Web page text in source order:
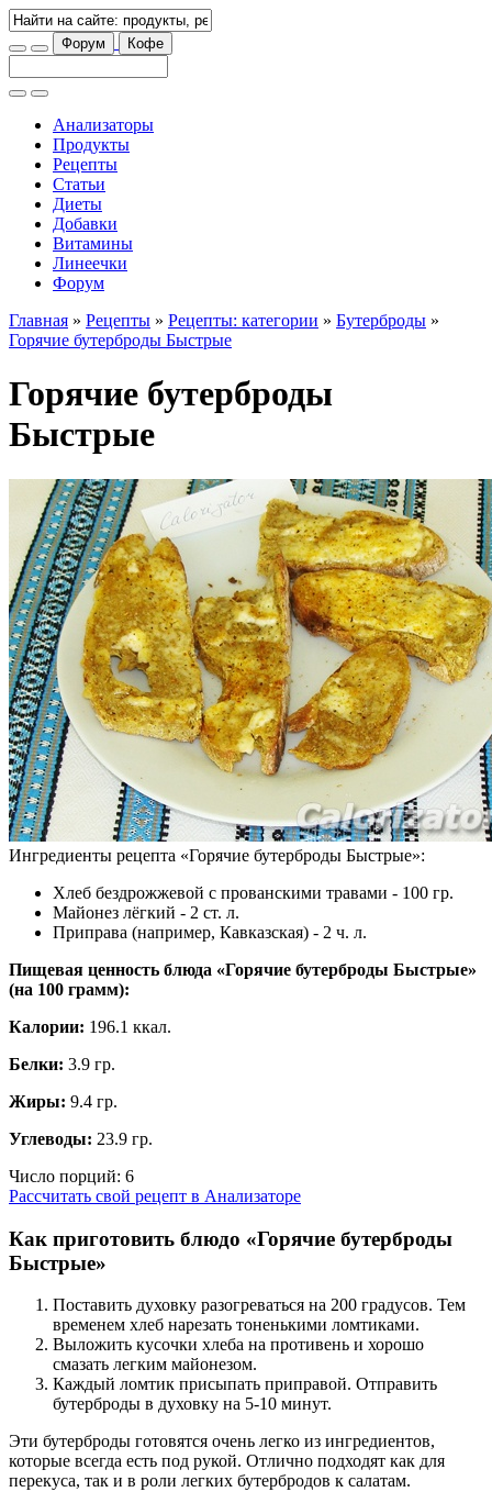
Форум Кофе
Анализаторы
Продукты
Рецепты
Статьи
Диеты
Добавки
Витамины
Линеечки
Форум
Главная » Рецепты » Рецепты: категории » Бутерброды »
Горячие бутерброды Быстрые
Горячие бутерброды
Быстрые
Ингредиенты рецепта «Горячие бутерброды Быстрые»:
Хлеб бездрожжевой с прованскими травами - 100 гр.
Майонез лёгкий - 2 ст. л.
Приправа (например, Кавказская) - 2 ч. л.
Пищевая ценность блюда «Горячие бутерброды Быстрые»
(на 100 грамм):
Калории: 196.1 ккал.
Белки: 3.9 гр.
Жиры: 9.4 гр.
Углеводы: 23.9 гр.
Число порций: 6
Рассчитать свой рецепт в Анализаторе
Как приготовить блюдо «Горячие бутерброды
Быстрые»
Поставить духовку разогреваться на 200 градусов. Тем
временем хлеб нарезать тоненькими ломтиками.
Выложить кусочки хлеба на противень и хорошо
смазать легким майонезом.
Каждый ломтик присыпать приправой. Отправить
бутерброды в духовку на 5-10 минут.
Эти бутерброды готовятся очень легко из ингредиентов,
которые всегда есть под рукой. Отлично подходят как для
перекуса, так и в роли легких бутербродов к салатам.